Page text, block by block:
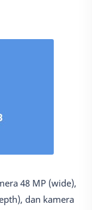
48 MP (wide),
dan kamera